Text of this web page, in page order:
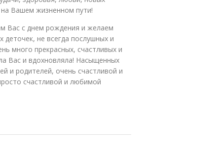
Вашем жизненном пути!
Вас с днем рождения и желаем
деточек, не всегда послушных и
много прекрасных, счастливых и
Вас и вдохновляла! Насыщенных
и родителей, очень счастливой и
счастливой и любимой